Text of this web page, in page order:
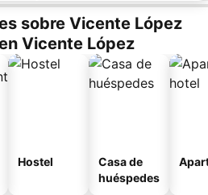
sobre Vicente López
Vicente López
Hostel
Casa de
huéspedes